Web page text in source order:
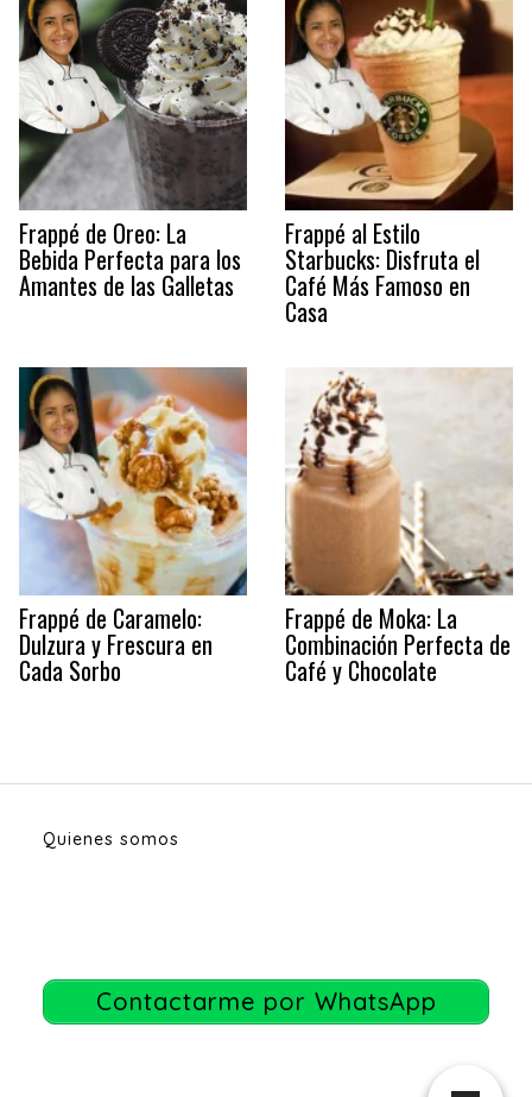
Frappé de Oreo: La
Bebida Perfecta para los
Amantes de las Galletas
Frappé al Estilo
Starbucks: Disfruta el
Café Más Famoso en
Casa
Frappé de Caramelo:
Dulzura y Frescura en
Cada Sorbo
Frappé de Moka: La
Combinación Perfecta de
Café y Chocolate
Quienes somos
Contactarme por WhatsApp